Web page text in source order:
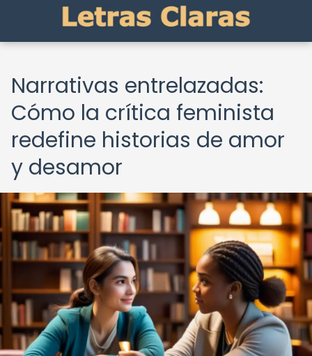
Narrativas entrelazadas:
Cómo la crítica feminista
redefine historias de amor
y desamor